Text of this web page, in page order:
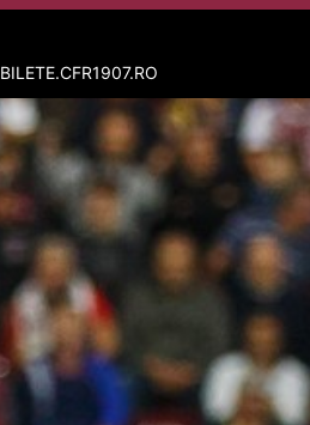
BILETE.CFR1907.RO